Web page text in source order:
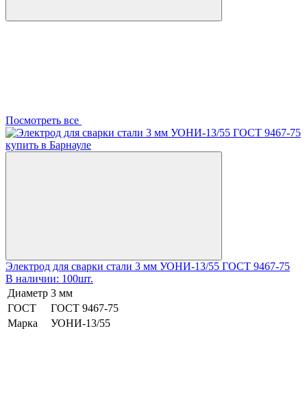
Посмотреть все
Электрод для сварки стали 3 мм УОНИ-13/55 ГОСТ 9467-75
В наличии: 100шт.
Диаметр 3 мм
ГОСТ
ГОСТ 9467-75
Марка
УОНИ-13/55